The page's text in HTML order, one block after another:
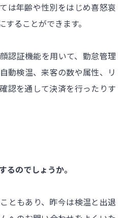
は年齢や性別をはじめ喜怒哀
ることができます。
認証機能を用いて、勤怠管理
動検温、来客の数や属性、リ
認を通して決済を行ったりす
るのでしょうか。
ともあり、昨今は検温と出退